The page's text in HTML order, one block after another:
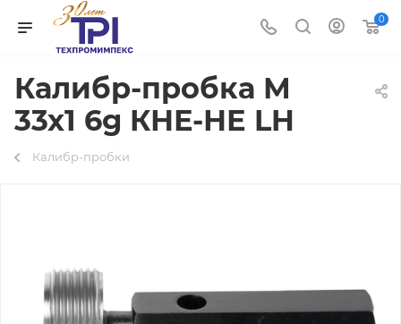
0
Калибр-пробка М
33х1 6g КНЕ-НЕ LH
Калибр-пробки